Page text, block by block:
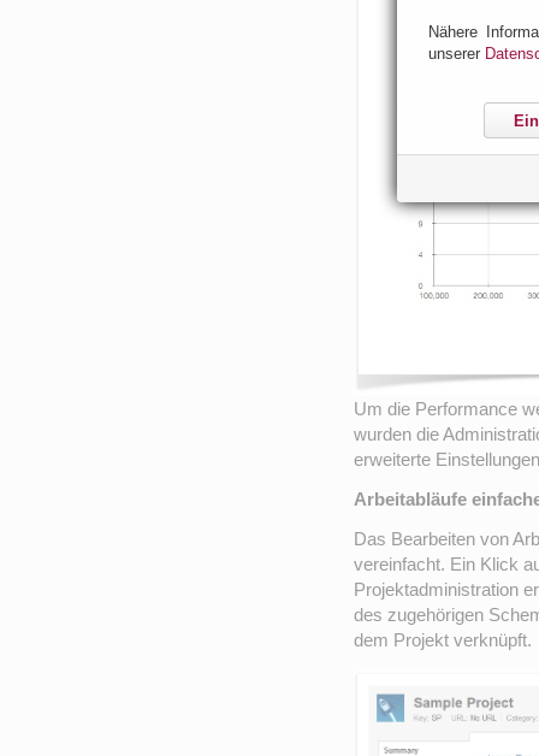
Um die Performance
wurden die
erweiterte
Arbeitabläufe
Das Bearbeiten von
vereinfacht. Ein Klick
Projektadministration
des zugehörigen
dem Projekt verknüpft.
Nähere
unserer